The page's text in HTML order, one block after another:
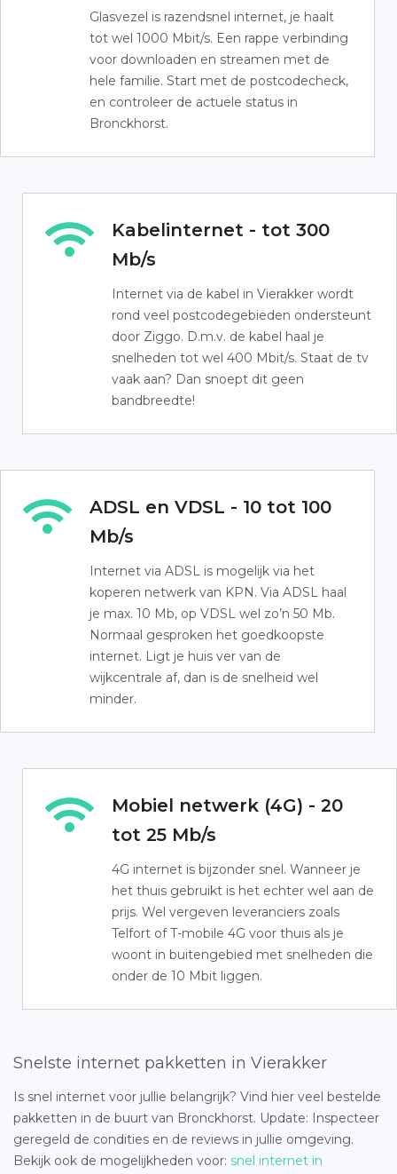
Glasvezel is razendsnel internet, je haalt
tot wel 1000 Mbit/s. Een rappe verbinding
voor downloaden en streamen met de
hele familie. Start met de postcodecheck,
en controleer de actuele status in
Bronckhorst.
Kabelinternet - tot 300
Mb/s
Internet via de kabel in Vierakker wordt
rond veel postcodegebieden ondersteunt
door Ziggo. D.m.v. de kabel haal je
snelheden tot wel 400 Mbit/s. Staat de tv
vaak aan? Dan snoept dit geen
bandbreedte!
ADSL en VDSL - 10 tot 100
Mb/s
Internet via ADSL is mogelijk via het
koperen netwerk van KPN. Via ADSL haal
je max. 10 Mb, op VDSL wel zo’n 50 Mb.
Normaal gesproken het goedkoopste
internet. Ligt je huis ver van de
wijkcentrale af, dan is de snelheid wel
minder.
Mobiel netwerk (4G) - 20
tot 25 Mb/s
4G internet is bijzonder snel. Wanneer je
het thuis gebruikt is het echter wel aan de
prijs. Wel vergeven leveranciers zoals
Telfort of T-mobile 4G voor thuis als je
woont in buitengebied met snelheden die
onder de 10 Mbit liggen.
Snelste internet pakketten in Vierakker
Is snel internet voor jullie belangrijk? Vind hier veel bestelde
pakketten in de buurt van Bronckhorst. Update: Inspecteer
geregeld de condities en de reviews in jullie omgeving.
Bekijk ook de mogelijkheden voor: snel internet in